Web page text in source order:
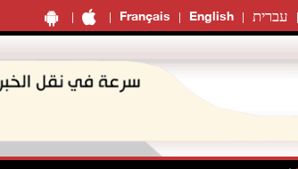
Français English עברית